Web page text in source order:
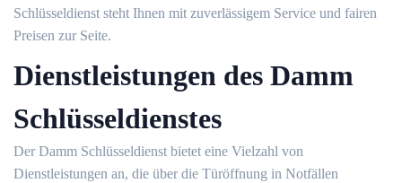
Schlüsseldienst steht Ihnen mit zuverlässigem Service und fairen
Preisen zur Seite.​
Dienstleistungen des Damm
Schlüsseldienstes
Der Damm Schlüsseldienst bietet eine Vielzahl von
Dienstleistungen an, die über die Türöffnung in Notfällen